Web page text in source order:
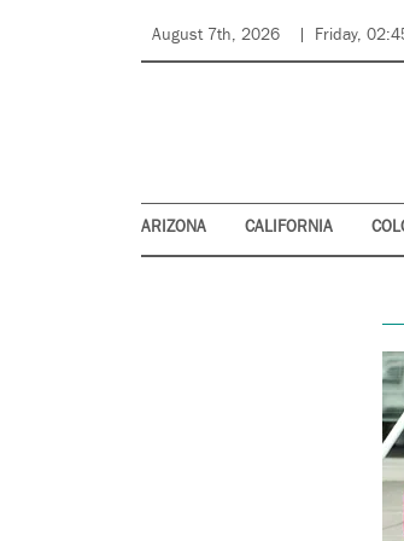
August 7th, 2026 Friday,
ARIZONA CALIFORNIA